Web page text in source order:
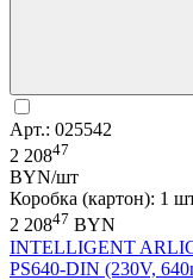
Арт.: 025542
2 20847
BYN/шт
Коробка (картон): 1
2 20847 BYN
INTELLIGENT
PS640-DIN (230V,